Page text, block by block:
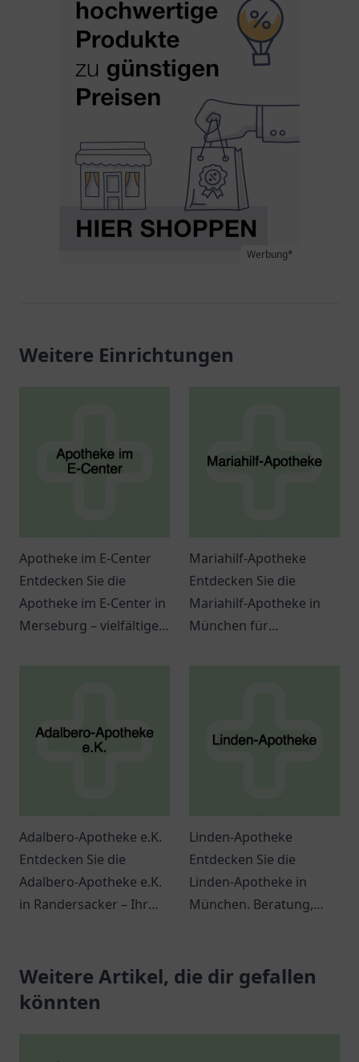
Werbung*
Weitere Einrichtungen
Apotheke im E-Center
Entdecken Sie die
Apotheke im E-Center in
Merseburg – vielfältige
Mariahilf-Apotheke
Entdecken Sie die
Mariahilf-Apotheke in
München für
Adalbero-Apotheke e.K.
Entdecken Sie die
Adalbero-Apotheke e.K.
in Randersacker – Ihr
und persönliche
Beratung.
Linden-Apotheke
Entdecken Sie die
Linden-Apotheke in
München. Beratung,
Wohlbefinden.
Besuchen Sie uns!
Weitere Artikel, die dir gefallen
könnten